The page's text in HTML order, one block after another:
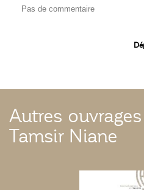
Pas de commentaire
Autres
Tamsir Niane